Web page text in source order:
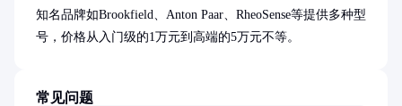
知名品牌如Brookfield、Anton Paar、RheoSense等提供多种型
号，价格从入门级的1万元到高端的5万元不等。
常见问题